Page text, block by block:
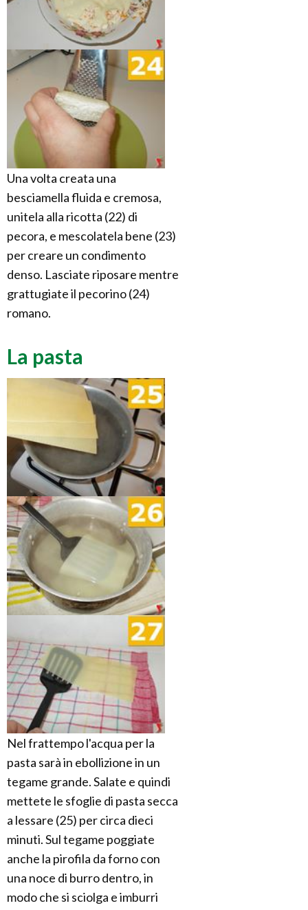
Una volta creata una
besciamella fluida e cremosa,
unitela alla ricotta (22) di
pecora, e mescolatela bene (23)
per creare un condimento
denso. Lasciate riposare mentre
grattugiate il pecorino (24)
romano.
La pasta
Nel frattempo l'acqua per la
pasta sarà in ebollizione in un
tegame grande. Salate e quindi
mettete le sfoglie di pasta secca
a lessare (25) per circa dieci
minuti. Sul tegame poggiate
anche la pirofila da forno con
una noce di burro dentro, in
modo che si sciolga e imburri